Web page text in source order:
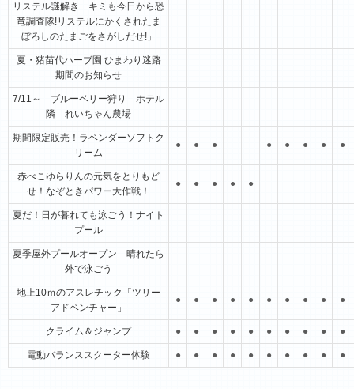
リステル謎解き「キミも今日から恐
竜調査隊!リステルにかくされたま
ぼろしのたまごをさがしだせ!」
夏・猪苗代ハーブ園 ひまわり迷路
期間のお知らせ
7/11～ ブルーベリー狩り ホテル
隣 れいちゃん農場
期間限定販売！ラベンダーソフトク
リーム
● ● ● ● ● ● ● ●
赤べこゆらりんの元気をとりもど
せ！なぞときパワー大作戦！
● ● ● ● ●
夏だ！日が暮れても泳ごう！ナイト
プール
夏季屋外プールオープン 晴れたら
外で泳ごう
地上10ｍのアスレチック「ツリー
アドベンチャー」
● ● ● ● ● ● ● ● ● ●
クライム＆ジャンプ ● ● ● ● ● ● ● ● ● ●
電動バランススクーター体験 ● ● ● ● ● ● ● ● ● ●